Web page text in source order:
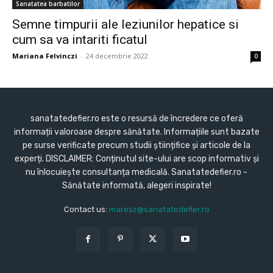
Sanatatea barbatilor
Semne timpurii ale leziunilor hepatice si
cum sa va intariti ficatul
Mariana Felvinczi - 24 decembrie 2022 0
sanatatedefier.ro este o resursă de încredere ce oferă
informații valoroase despre sănătate. Informațiile sunt bazate
pe surse verificate precum studii științifice și articole de la
experți. DISCLAIMER: Conținutul site-ului are scop informativ și
nu înlocuiește consultanța medicală. Sanatatedefier.ro -
Sănătate informată, alegeri inspirate!
Contact us: maresz@sanatatedefier.ro